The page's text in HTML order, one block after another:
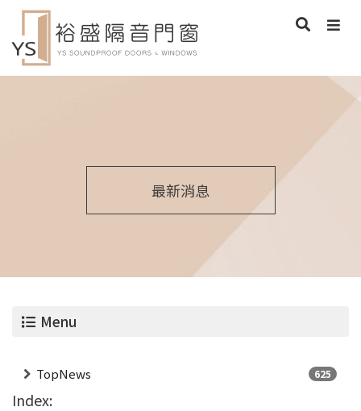
最新消息
Menu
TopNews 625
Index: